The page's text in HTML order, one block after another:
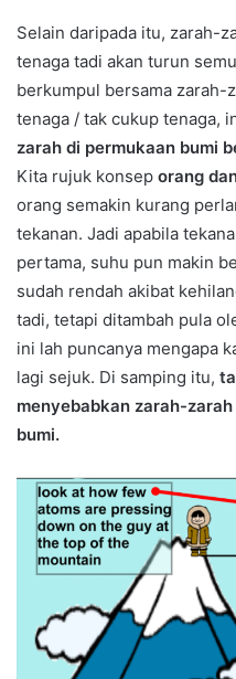
Selain daripada itu, zarah-
tenaga tadi akan turun
berkumpul bersama zarah-
tenaga / tak cukup tenaga,
zarah di permukaan bumi
Kita rujuk konsep orang
orang semakin kurang
tekanan. Jadi apabila
pertama, suhu pun makin
sudah rendah akibat
tadi, tetapi ditambah pula
ini lah puncanya mengapa
lagi sejuk. Di samping itu,
menyebabkan zarah-
bumi.